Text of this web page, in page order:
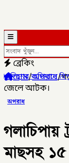
ব্রেকিং
পরিমাণ মাদকদ্রব্য
হোম/অপরাধ/
জেলে আটক।
অপরাধ
গলাচিপায়
মাছসহ